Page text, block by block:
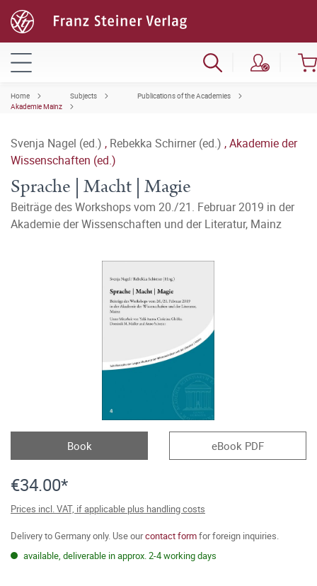
Home Subjects
Publications of the Academies
Akademie Mainz
Svenja Nagel (ed.) , Rebekka Schirner (ed.) ,Akademie der
Wissenschaften (ed.)
Sprache | Macht | Magie
Beiträge des Workshops vom 20./21. Februar 2019 in der
Akademie der Wissenschaften und der Literatur, Mainz
Book eBook PDF
€34.00*
Prices incl. VAT, if applicable plus handling costs
Delivery to Germany only. Use ourcontact formfor foreign inquiries.
available, deliverable in approx. 2-4 working days